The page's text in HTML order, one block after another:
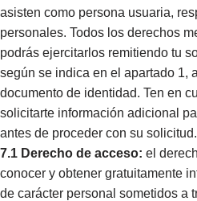
asisten como persona usuaria,
personales. Todos los derechos
podrás ejercitarlos remitiendo tu
según se indica en el apartado 1,
documento de identidad. Ten en
solicitarte información adicional
antes de proceder con su solicitud.
7.1 Derecho de acceso: el
conocer y obtener gratuitamente
de carácter personal sometidos a